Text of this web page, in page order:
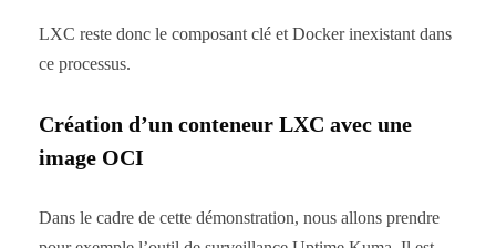
LXC reste donc le composant clé et Docker inexistant dans
ce processus.
Création d’un conteneur LXC avec une
image OCI
Dans le cadre de cette démonstration, nous allons prendre